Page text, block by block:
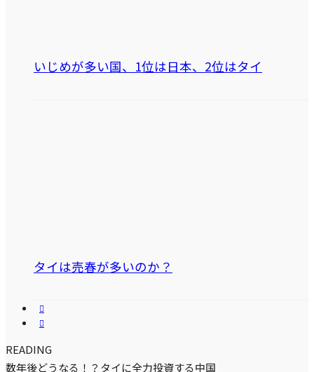
いじめが多い国、1位は日本、2位はタイ
タイは売春が多いのか？
READING
数年後どうなる！？タイに全力投資する中国